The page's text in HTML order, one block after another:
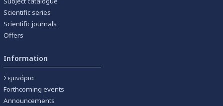
Scientific series
Scientific journals
Offers
Information
Σεμινάρια
Forthcoming events
Announcements